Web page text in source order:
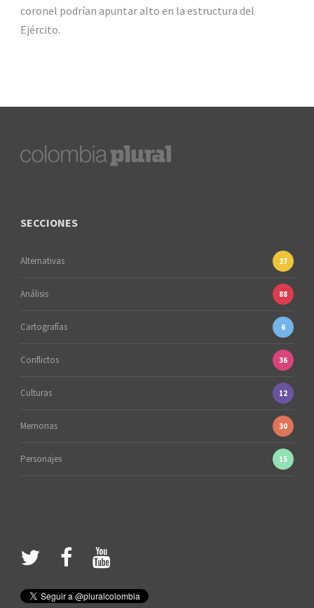
coronel podrían apuntar alto en la estructura del
Ejército.
SECCIONES
Alternativas 27
Análisis 88
Cartografías 6
Conflictos 36
Culturas 12
Memorias 30
Personajes 15